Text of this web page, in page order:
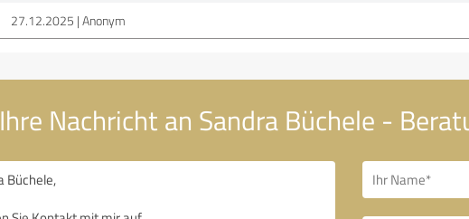
27.12.2025 Anonym
Ihre Nachricht an Sandra Büchele -